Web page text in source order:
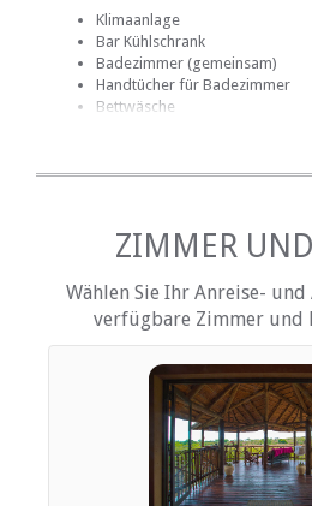
Klimaanlage
Bar Kühlschrank
Badezimmer (gemeinsam)
Handtücher für Badezimmer
Bettwäsche
Internetverbindung (drahtlos)
Terrasse / Veranda / Balkon
Rauchen: nicht erlaubt
EINRICHTUNGEN AUF
Klimaanlage
Kinderfreundlich (alle
Housekeeping (periodisch)
Outdoor shower or bathtub
Parkplatz (abseits der Straße)
ZIMMER
Wählen Sie Ihr Anreise-
verfügbare Zimmer und